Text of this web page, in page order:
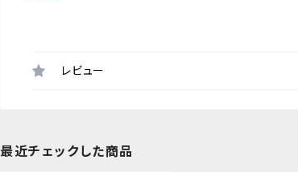
レビュー
最近チェックした商品